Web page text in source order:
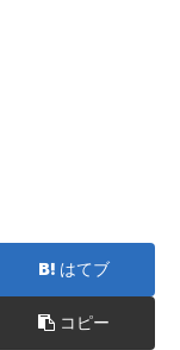
はてブ
コピー